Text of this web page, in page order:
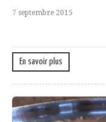
7 septembre 2015
En savoir plus